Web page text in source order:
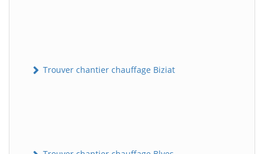
Trouver chantier chauffage Biziat